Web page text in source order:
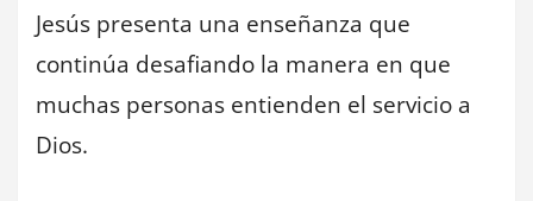
Jesús presenta una enseñanza que
continúa desafiando la manera en que
muchas personas entienden el servicio a
Dios.